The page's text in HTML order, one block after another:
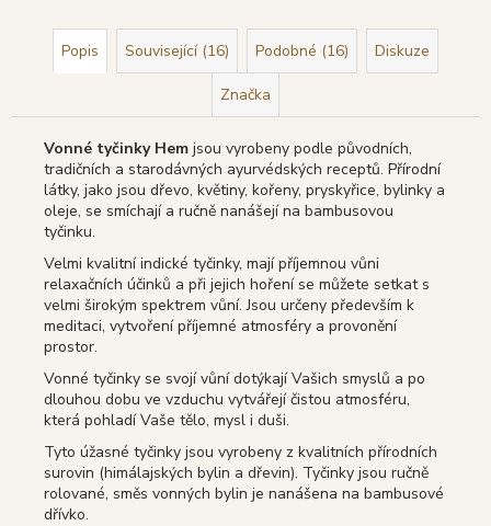
Popis Související (16) Podobné (16) Diskuze
Značka
Vonné tyčinky Hem jsou vyrobeny podle původních,
tradičních a starodávných ayurvédských receptů. Přírodní
látky, jako jsou dřevo, květiny, kořeny, pryskyřice, bylinky a
oleje, se smíchají a ručně nanášejí na bambusovou
tyčinku.
Velmi kvalitní indické tyčinky, mají příjemnou vůni
relaxačních účinků a při jejich hoření se můžete setkat s
velmi širokým spektrem vůní. Jsou určeny především k
meditaci, vytvoření příjemné atmosféry a provonění
prostor.
Vonné tyčinky se svojí vůní dotýkají Vašich smyslů a po
dlouhou dobu ve vzduchu vytvářejí čistou atmosféru,
která pohladí Vaše tělo, mysl i duši.
Tyto úžasné tyčinky jsou vyrobeny z kvalitních přírodních
surovin (himálajských bylin a dřevin). Tyčinky jsou ručně
rolované, směs vonných bylin je nanášena na bambusové
dřívko.
WHITE
SAGE
(BÍLÁ
Původně: